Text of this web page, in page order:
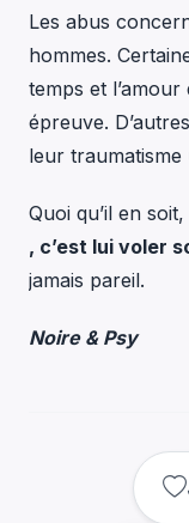
Les abus
hommes.
temps et
épreuve.
leur traumatisme
Quoi qu’il en soit,
, c’est lui voler
jamais pareil.
Noire & Psy